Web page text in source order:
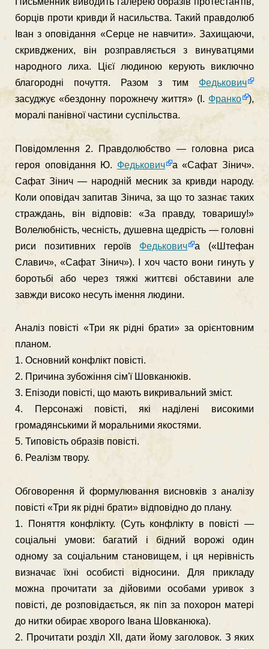
борців проти кривди й насильства. Такий правдолюб
Іван з оповідання «Серце не навчити». Захищаючи,
скривджених, він розправляється з винуватцями
народного лиха. Цієї людиною керують виключно
благородні почуття. Разом з тим Федькович
засуджує «бездонну порожнечу життя» (І. Франко
),
моралі панівної частини суспільства.
Повідомлення 2. Правдолюбство — головна риса
героя опо­відання Ю. Федькович
а «Сафат Зінич».
Сафат Зінич — народній месник за кривди народу.
Коли оповідач запитав Зінича, за що то зазнає таких
страждань, він відповів: «За правду, товаришу!»
Волелюбність, чесність, душевна щедрість — головні
риси позитивних героїв Федькович
а («Штефан
Славич», «Сафат Зінич»). І хоч часто вони гинуть у
боротьбі або через тяжкі життєві обставини але
завжди високо несуть імення людини.
Аналіз повісті «Три як рідні брати» за орієнтовним
планом.
1. Основний конфлікт повісті.
2. Причина зубожіння сім'ї Шовканюків.
3. Епізоди повісті, що мають викривальний зміст.
4. Персонажі повісті, які наділені високими
громадянськими й моральними якостями.
5. Типовість образів повісті.
6. Реалізм твору.
Обговорення й формулювання висновків з аналізу
повісті «Три як рідні брати» відповідно до плану.
1. Поняття конфлікту. (Суть конфлікту в повісті —
соціальні умо­ви: багатий і бідний ворожі один
одному за соціальним стано­вищем, і ця нерівність
визначає їхні особисті відносини. Для прикладу
можна прочитати за дійовими особами уривок з
повісті, де розповідається, як піп за похорон матері
до нитки обирає хворого Івана Шовканюка).
2. Прочитати розділ XII, дати йому заголовок. З яких